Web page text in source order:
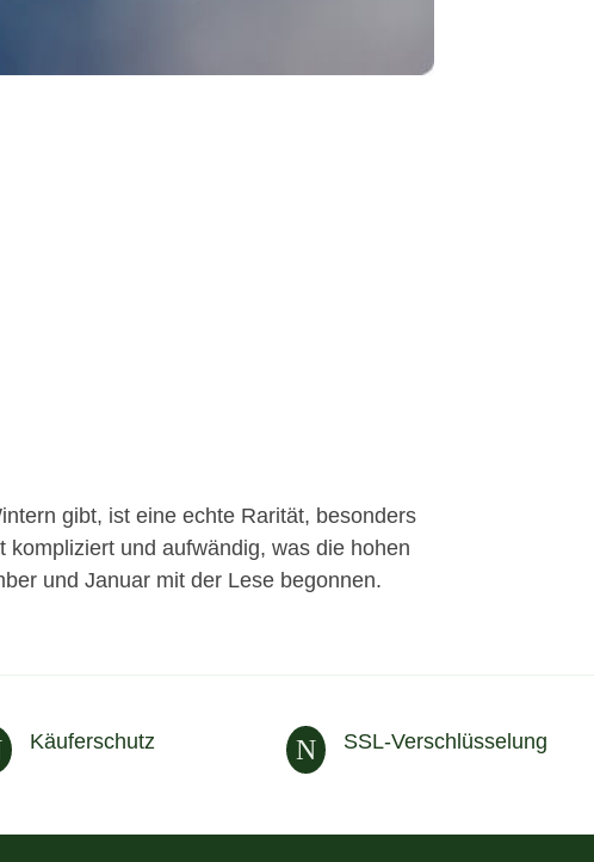
gibt, ist eine echte Rarität, besonders
und aufwändig, was die hohen
und Januar mit der Lese begonnen.
Käuferschutz N SSL-Verschlüsselung